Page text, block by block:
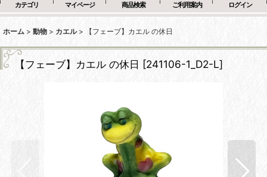
カテゴリ マイページ 商品検索 ご利用案内 ログイン
ホーム > 動物 > カエル > 【フェーブ】カエル の休日
【フェーブ】カエル の休日 [241106-1_D2-L]